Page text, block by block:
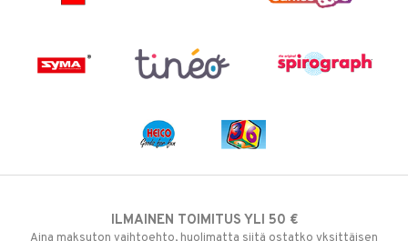
ILMAINEN TOIMITUS YLI 50 €